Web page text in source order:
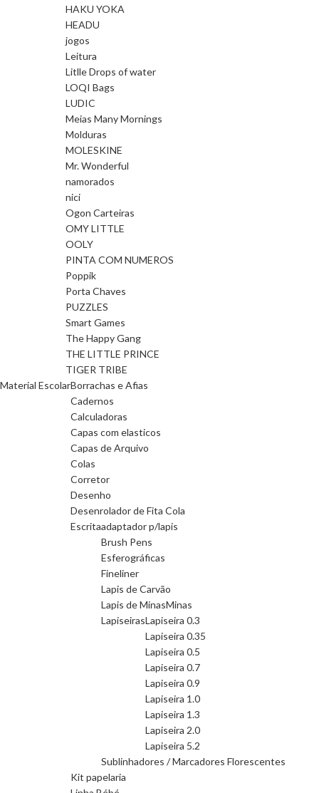
HAKU YOKA
HEADU
jogos
Leitura
Litlle Drops of water
LOQI Bags
LUDIC
Meias Many Mornings
Molduras
MOLESKINE
Mr. Wonderful
namorados
nici
Ogon Carteiras
OMY LITTLE
OOLY
PINTA COM NUMEROS
Poppik
Porta Chaves
PUZZLES
Smart Games
The Happy Gang
THE LITTLE PRINCE
TIGER TRIBE
Material EscolarBorrachas e Afias
Cadernos
Calculadoras
Capas com elasticos
Capas de Arquivo
Colas
Corretor
Desenho
Desenrolador de Fita Cola
Escritaadaptador p/lapis
Brush Pens
Esferográficas
Fineliner
Lapis de Carvão
Lapis de MinasMinas
LapiseirasLapiseira 0.3
Lapiseira 0.35
Lapiseira 0.5
Lapiseira 0.7
Lapiseira 0.9
Lapiseira 1.0
Lapiseira 1.3
Lapiseira 2.0
Lapiseira 5.2
Sublinhadores / Marcadores Florescentes
Kit papelaria